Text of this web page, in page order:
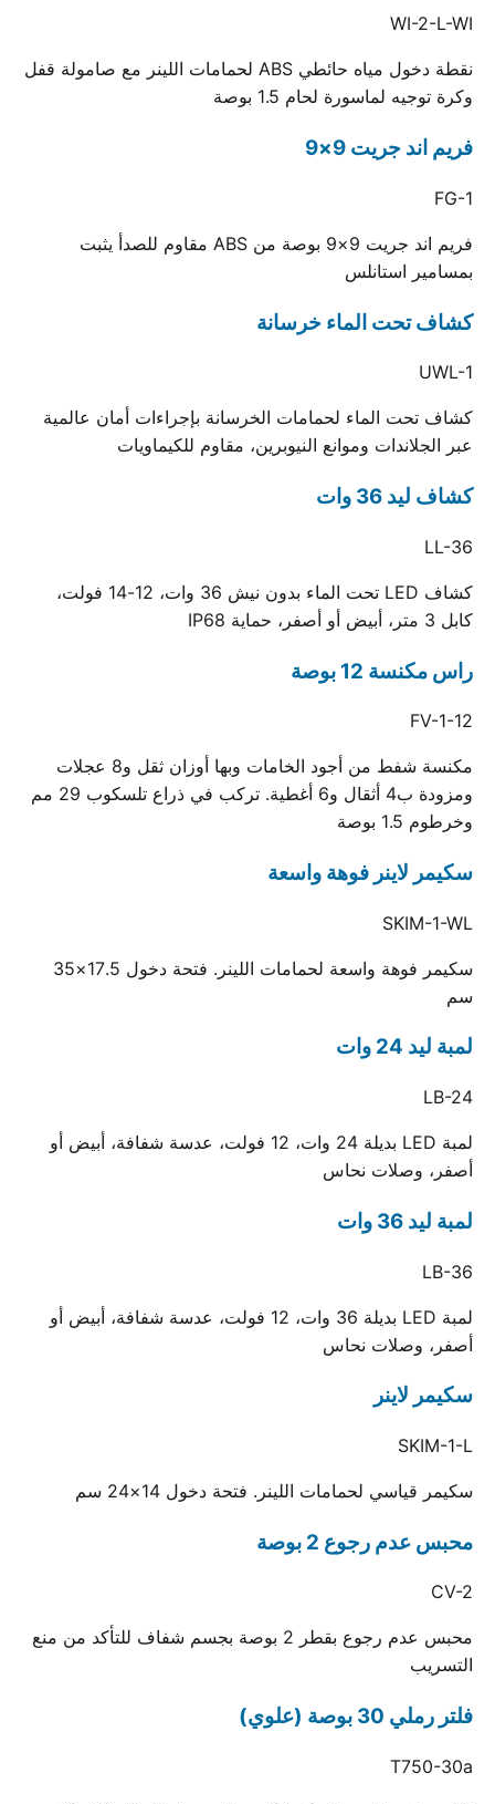
WI-2-L-WI
نقطة دخول مياه حائطي ABS لحمامات اللينر مع صامولة قفل
وكرة توجيه لماسورة لحام 1.5 بوصة
فريم اند جريت 9×9
FG-1
فريم اند جريت 9×9 بوصة من ABS مقاوم للصدأ يثبت
بمسامير استانلس
كشاف تحت الماء خرسانة
UWL-1
كشاف تحت الماء لحمامات الخرسانة بإجراءات أمان عالمية
عبر الجلاندات وموانع النيوبرين، مقاوم للكيماويات
كشاف ليد 36 وات
LL-36
كشاف LED تحت الماء بدون نيش 36 وات، 12-14 فولت،
كابل 3 متر، أبيض أو أصفر، حماية IP68
راس مكنسة 12 بوصة
FV-1-12
مكنسة شفط من أجود الخامات وبها أوزان ثقل و8 عجلات
ومزودة ب4 أثقال و6 أغطية. تركب في ذراع تلسكوب 29 مم
وخرطوم 1.5 بوصة
سكيمر لاينر فوهة واسعة
SKIM-1-WL
سكيمر فوهة واسعة لحمامات اللينر. فتحة دخول 17.5×35
سم
لمبة ليد 24 وات
LB-24
لمبة LED بديلة 24 وات، 12 فولت، عدسة شفافة، أبيض أو
أصفر، وصلات نحاس
لمبة ليد 36 وات
LB-36
لمبة LED بديلة 36 وات، 12 فولت، عدسة شفافة، أبيض أو
أصفر، وصلات نحاس
سكيمر لاينر
SKIM-1-L
سكيمر قياسي لحمامات اللينر. فتحة دخول 14×24 سم
محبس عدم رجوع 2 بوصة
CV-2
محبس عدم رجوع بقطر 2 بوصة بجسم شفاف للتأكد من منع
التسريب
فلتر رملي 30 بوصة (علوي)
T750-30a